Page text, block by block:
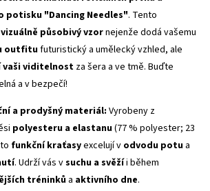
potisku "Dancing Needles". Tento
působivý vzornejenže dodá vašemu
outfitufuturistický a umělecký vzhled, ale
vaši viditelnostza šera a ve tmě. Buďte
a v bezpečí!
a prodyšný materiál: Vyrobeny z
polyesteru a elastanu(77 % polyester; 23
funkční kraťasyexcelují v odvodu potu a
. Udrží vás vsuchu a svěžíi během
tréninků a aktivního dne.